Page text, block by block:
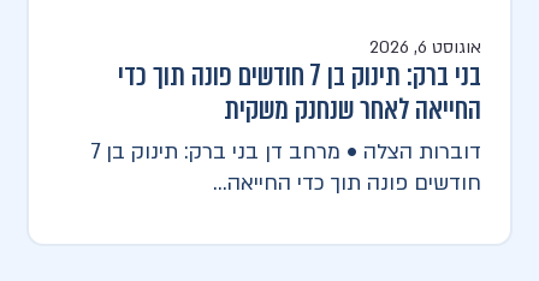
אוגוסט 6, 2026
בני ברק: תינוק בן 7 חודשים פונה תוך כדי
החייאה לאחר שנחנק משקית
דוברות הצלה • מרחב דן בני ברק: תינוק בן 7
חודשים פונה תוך כדי החייאה...